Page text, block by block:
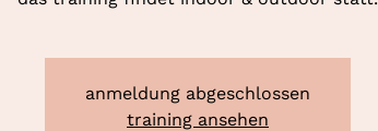
anmeldung abgeschlossen
training ansehen